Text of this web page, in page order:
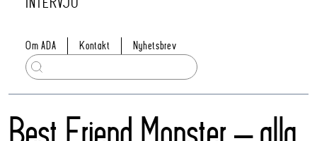
Om ADA Kontakt Nyhetsbrev